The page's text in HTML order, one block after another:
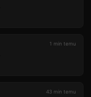
1 min temu
43 min temu